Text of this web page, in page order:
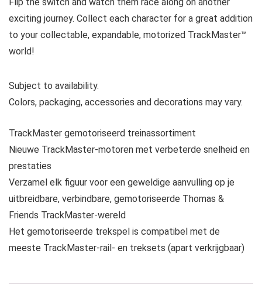
exciting journey. Collect each character for a great addition
to your collectable, expandable, motorized TrackMaster™
world!
Subject to availability.
Colors, packaging, accessories and decorations may vary.
TrackMaster gemotoriseerd treinassortiment
Nieuwe TrackMaster-motoren met verbeterde snelheid en
prestaties
Verzamel elk figuur voor een geweldige aanvulling op je
uitbreidbare, verbindbare, gemotoriseerde Thomas &
Friends TrackMaster-wereld
Het gemotoriseerde trekspel is compatibel met de
meeste TrackMaster-rail- en treksets (apart verkrijgbaar)